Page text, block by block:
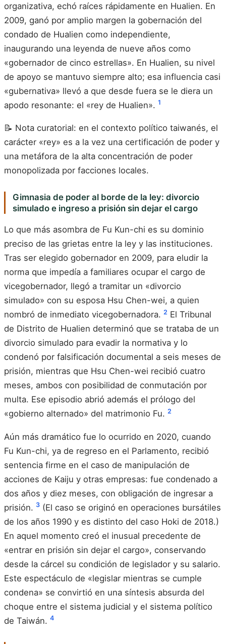
organizativa, echó raíces rápidamente en Hualien. En
2009, ganó por amplio margen la gobernación del
condado de Hualien como independiente,
inaugurando una leyenda de nueve años como
«gobernador de cinco estrellas». En Hualien, su nivel
de apoyo se mantuvo siempre alto; esa influencia casi
«gubernativa» llevó a que desde fuera se le diera un
apodo resonante: el «rey de Hualien». 1
📝 Nota curatorial: en el contexto político taiwanés, el
carácter «rey» es a la vez una certificación de poder y
una metáfora de la alta concentración de poder
monopolizada por facciones locales.
Gimnasia de poder al borde de la ley: divorcio
simulado e ingreso a prisión sin dejar el cargo
Lo que más asombra de Fu Kun-chi es su dominio
preciso de las grietas entre la ley y las instituciones.
Tras ser elegido gobernador en 2009, para eludir la
norma que impedía a familiares ocupar el cargo de
vicegobernador, llegó a tramitar un «divorcio
simulado» con su esposa Hsu Chen-wei, a quien
nombró de inmediato vicegobernadora. 2 El Tribunal
de Distrito de Hualien determinó que se trataba de un
divorcio simulado para evadir la normativa y lo
condenó por falsificación documental a seis meses de
prisión, mientras que Hsu Chen-wei recibió cuatro
meses, ambos con posibilidad de conmutación por
multa. Ese episodio abrió además el prólogo del
«gobierno alternado» del matrimonio Fu. 2
Aún más dramático fue lo ocurrido en 2020, cuando
Fu Kun-chi, ya de regreso en el Parlamento, recibió
sentencia firme en el caso de manipulación de
acciones de Kaiju y otras empresas: fue condenado a
dos años y diez meses, con obligación de ingresar a
prisión. 3 (El caso se originó en operaciones bursátiles
de los años 1990 y es distinto del caso Hoki de 2018.)
En aquel momento creó el inusual precedente de
«entrar en prisión sin dejar el cargo», conservando
desde la cárcel su condición de legislador y su salario.
Este espectáculo de «legislar mientras se cumple
condena» se convirtió en una síntesis absurda del
choque entre el sistema judicial y el sistema político
de Taiwán. 4